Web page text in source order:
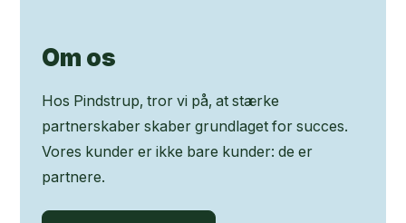
Om os
Hos Pindstrup, tror vi på, at stærke
partnerskaber skaber grundlaget for succes.
Vores kunder er ikke bare kunder: de er
partnere.